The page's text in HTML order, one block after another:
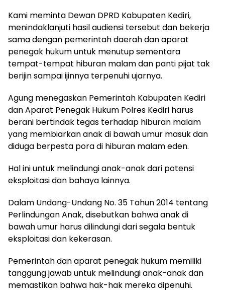
Kami meminta Dewan DPRD Kabupaten Kediri,
menindaklanjuti hasil audiensi tersebut dan bekerja
sama dengan pemerintah daerah dan aparat
penegak hukum untuk menutup sementara
tempat-tempat hiburan malam dan panti pijat tak
berijin sampai ijinnya terpenuhi ujarnya.
Agung menegaskan Pemerintah Kabupaten Kediri
dan Aparat Penegak Hukum Polres Kediri harus
berani bertindak tegas terhadap hiburan malam
yang membiarkan anak di bawah umur masuk dan
diduga berpesta pora di hiburan malam eden.
Hal ini untuk melindungi anak-anak dari potensi
eksploitasi dan bahaya lainnya.
Dalam Undang-Undang No. 35 Tahun 2014 tentang
Perlindungan Anak, disebutkan bahwa anak di
bawah umur harus dilindungi dari segala bentuk
eksploitasi dan kekerasan.
Pemerintah dan aparat penegak hukum memiliki
tanggung jawab untuk melindungi anak-anak dan
memastikan bahwa hak-hak mereka dipenuhi.